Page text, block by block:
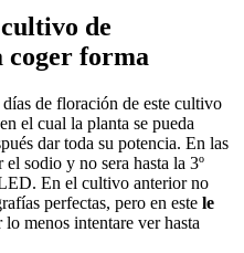
de
coger forma
de floración de este cultivo
el cual la planta se pueda
dar toda su potencia. En las
sodio y no sera hasta la 3º
En el cultivo anterior no
perfectas, pero en este le
lo menos intentare ver hasta